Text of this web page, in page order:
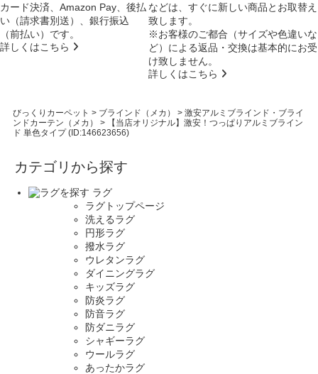
カード決済、Amazon Pay、後払
い（請求書別送）、銀行振込
（前払い）です。
詳しくはこちら
などは、すぐに新しい商品とお取替え
致します。
※お客様のご都合（サイズや色違いな
ど）による返品・交換は基本的にお受
け致しません。
詳しくはこちら
びっくりカーペット > ブラインド（メカ） > 激安アルミブラインド・ブライ
ンドカーテン（メカ）
>
【当店オリジナル】激安！つっぱりアルミブライン
ド 単色タイプ (ID:146623656)
カテゴリから探す
ラグ
ラグトップページ
洗えるラグ
円形ラグ
撥水ラグ
ウレタンラグ
ダイニングラグ
キッズラグ
防炎ラグ
防音ラグ
防ダニラグ
シャギーラグ
ウールラグ
あったかラグ